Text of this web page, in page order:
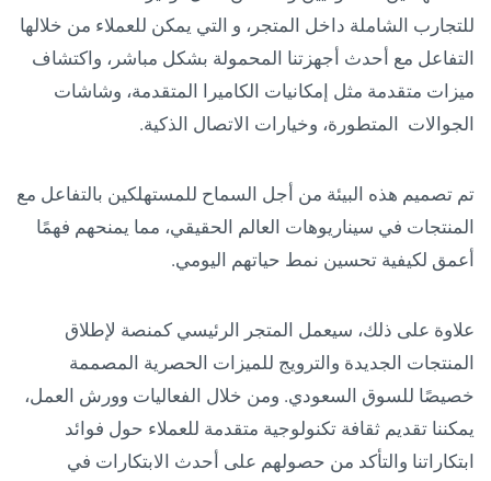
للتجارب الشاملة داخل المتجر، و التي يمكن للعملاء من خلالها
التفاعل مع أحدث أجهزتنا المحمولة بشكل مباشر، واكتشاف
ميزات متقدمة مثل إمكانيات الكاميرا المتقدمة، وشاشات
الجوالات المتطورة، وخيارات الاتصال الذكية.
تم تصميم هذه البيئة من أجل السماح للمستهلكين بالتفاعل مع
المنتجات في سيناريوهات العالم الحقيقي، مما يمنحهم فهمًا
أعمق لكيفية تحسين نمط حياتهم اليومي.
علاوة على ذلك، سيعمل المتجر الرئيسي كمنصة لإطلاق
المنتجات الجديدة والترويج للميزات الحصرية المصممة
خصيصًا للسوق السعودي. ومن خلال الفعاليات وورش العمل،
يمكننا تقديم ثقافة تكنولوجية متقدمة للعملاء حول فوائد
ابتكاراتنا والتأكد من حصولهم على أحدث الابتكارات في